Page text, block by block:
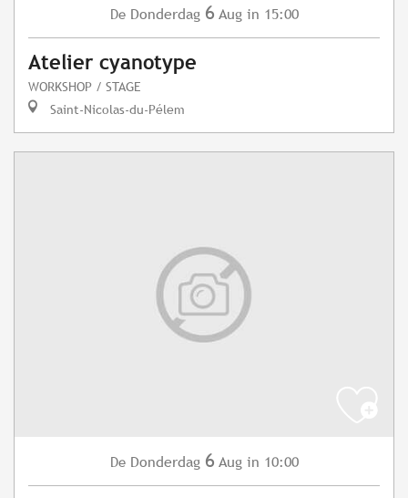
De Donderdag 6 Aug in 15:00
Atelier cyanotype
WORKSHOP / STAGE
Saint-Nicolas-du-Pélem
De Donderdag 6 Aug in 10:00